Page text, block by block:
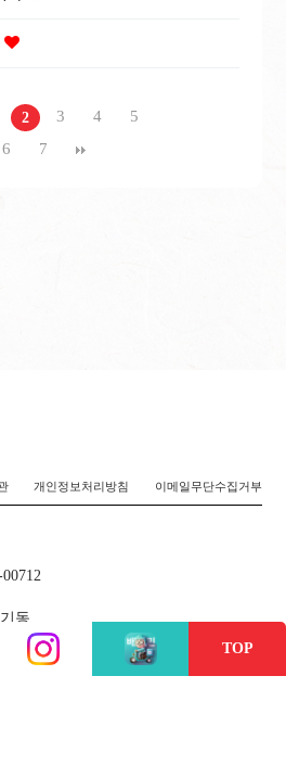
2 3 4
5
6
7
개인정보처리방침 이메일무단수집거부
동
학로22번길 3, 1층(광안동)
TOP